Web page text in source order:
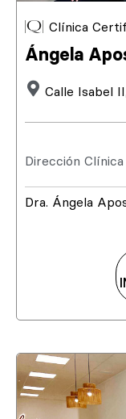
Clínica
Ángela
Calle Isabel
Dirección Clínica
Dra. Ángela